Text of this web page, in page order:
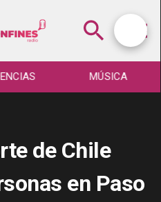
MÚSICA
de Chile
en Paso